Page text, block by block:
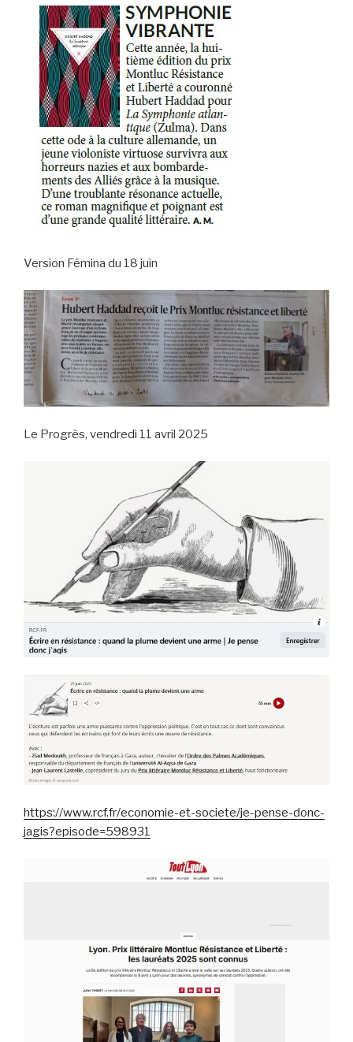
Version Fémina du 18 juin
Le Progrès, vendredi 11 avril 2025
https://www.rcf.fr/economie-et-societe/je-pense-donc-
jagis?episode=598931